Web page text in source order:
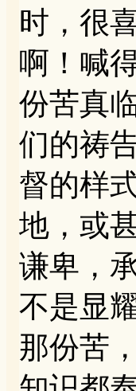
时，很
啊！喊
份苦真
们的祷
督的样
地，或
谦卑，
不是显
那份苦